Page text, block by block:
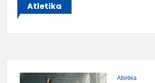
Atletika
Atletika